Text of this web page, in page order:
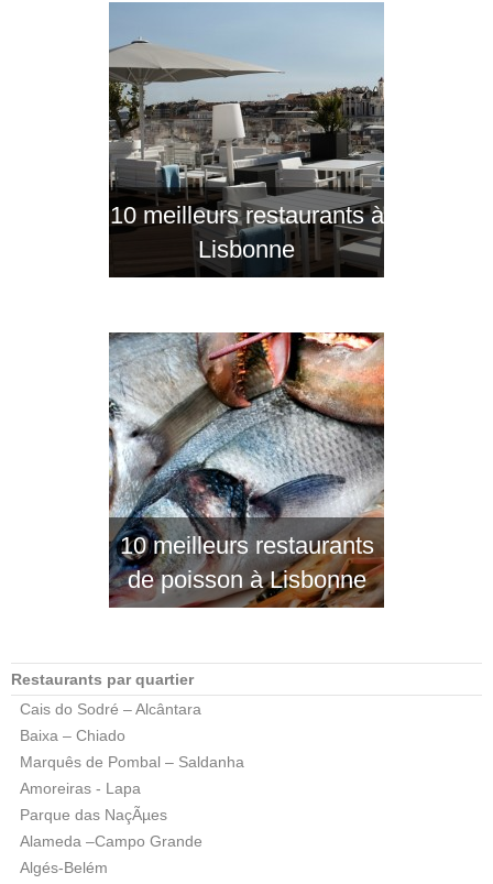
10 meilleurs restaurants à
Lisbonne
10 meilleurs restaurants
de poisson à Lisbonne
Restaurants par quartier
Cais do Sodré – Alcântara
Baixa – Chiado
Marquês de Pombal – Saldanha
Amoreiras - Lapa
Parque das NaçÃµes
Alameda –Campo Grande
Algés-Belém